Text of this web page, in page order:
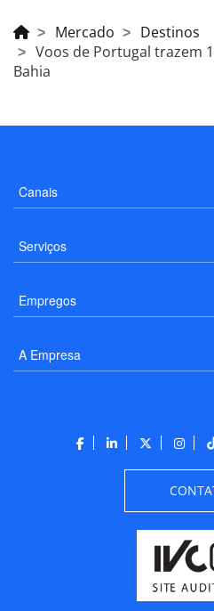
Mercado
Destinos
Voos de Portugal trazem
Bahia
Canais
Serviços
Empregos
A Empresa